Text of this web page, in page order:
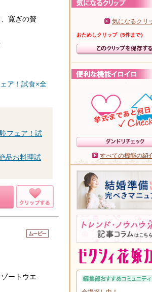
寛ぎの贅
ア！試食×全
フェア！試
品お料理試
ートウエ
気になるクリ
おためしクリップ（5件まで）
すべての機能の紹